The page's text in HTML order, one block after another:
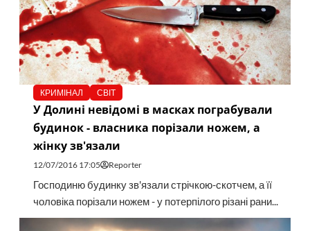
КРИМІНАЛ СВІТ
У Долині невідомі в масках пограбували
будинок - власника порізали ножем, а
жінку зв'язали
12/07/2016 17:05 Reporter
Господиню будинку зв'язали стрічкою-скотчем, а її
чоловіка порізали ножем - у потерпілого різані рани...